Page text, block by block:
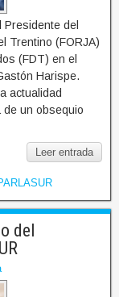
del
Trentino (FORJA)
(FDT) en el
Harispe.
actualidad
de un obsequio
Leer entrada
del